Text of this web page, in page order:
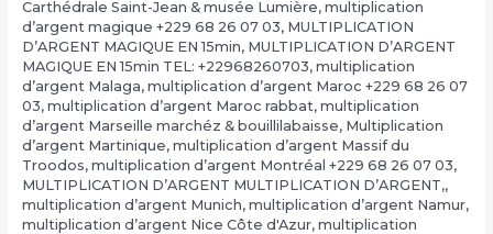
Carthédrale Saint-Jean & musée Lumière, multiplication
d’argent magique +229 68 26 07 03, MULTIPLICATION
D’ARGENT MAGIQUE EN 15min, MULTIPLICATION D’ARGENT
MAGIQUE EN 15min TEL: +22968260703, multiplication
d’argent Malaga, multiplication d’argent Maroc +229 68 26 07
03, multiplication d’argent Maroc rabbat, multiplication
d’argent Marseille marchéz & bouillilabaisse, Multiplication
d’argent Martinique, multiplication d’argent Massif du
Troodos, multiplication d’argent Montréal +229 68 26 07 03,
MULTIPLICATION D’ARGENT MULTIPLICATION D’ARGENT,,
multiplication d’argent Munich, multiplication d’argent Namur,
multiplication d’argent Nice Côte d'Azur, multiplication